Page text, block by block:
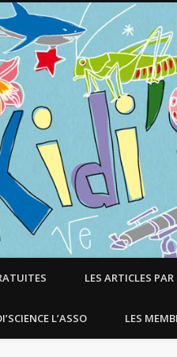
LES ARTICLES
L’ASSO LES